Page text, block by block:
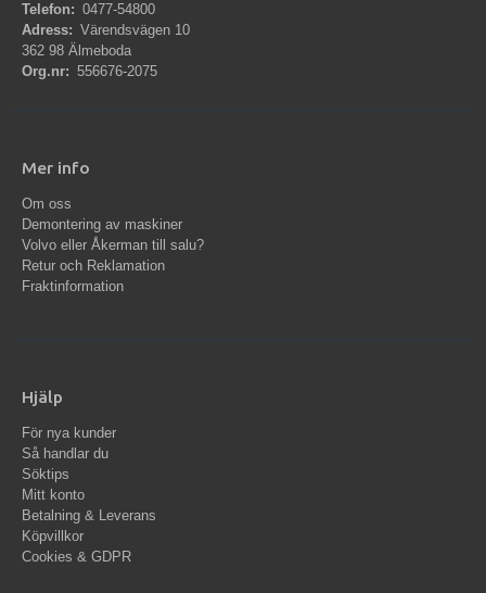
Telefon: 0477-54800
Adress: Värendsvägen 10
362 98 Älmeboda
Org.nr: 556676-2075
Mer info
Om oss
Demontering av maskiner
Volvo eller Åkerman till salu?
Retur och Reklamation
Fraktinformation
Hjälp
För nya kunder
Så handlar du
Söktips
Mitt konto
Betalning & Leverans
Köpvillkor
Cookies & GDPR